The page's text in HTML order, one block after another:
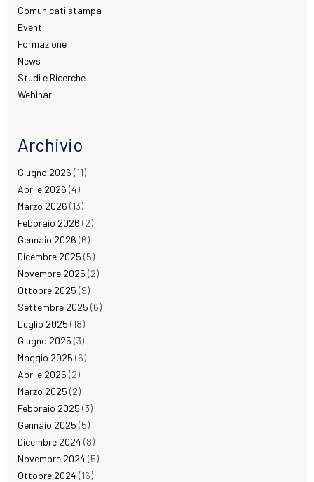
Comunicati stampa
Eventi
Formazione
News
Studi e Ricerche
Webinar
Archivio
Giugno 2026 (11)
Aprile 2026 (4)
Marzo 2026 (13)
Febbraio 2026 (2)
Gennaio 2026 (6)
Dicembre 2025 (5)
Novembre 2025 (2)
Ottobre 2025 (9)
Settembre 2025 (6)
Luglio 2025 (18)
Giugno 2025 (3)
Maggio 2025 (6)
Aprile 2025 (2)
Marzo 2025 (2)
Febbraio 2025 (3)
Gennaio 2025 (5)
Dicembre 2024 (8)
Novembre 2024 (5)
Ottobre 2024 (16)